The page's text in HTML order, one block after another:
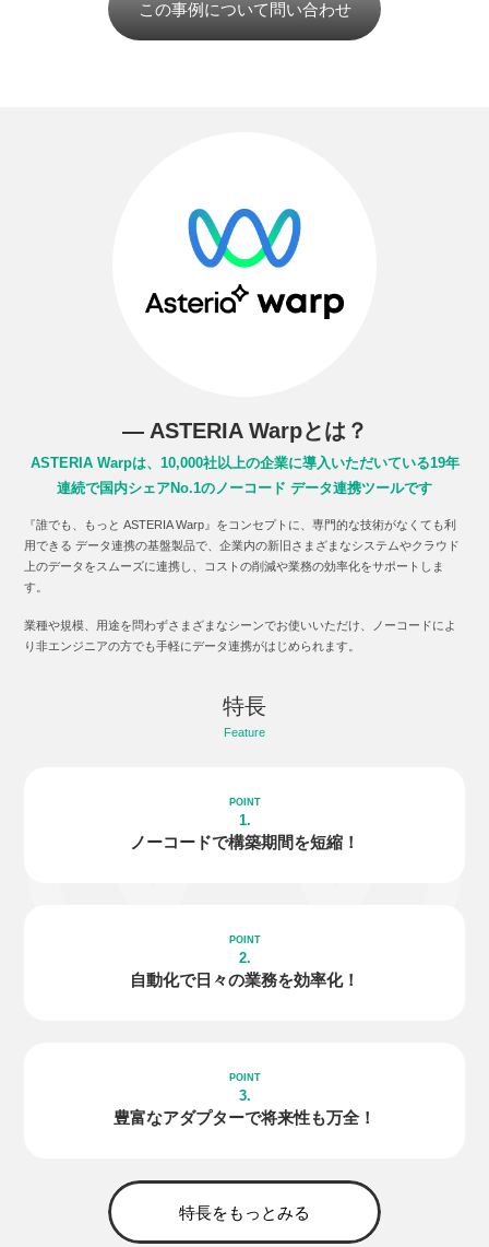
この事例について問い合わせ
― ASTERIA Warpとは？
ASTERIA Warpは、10,000社以上の企業に導入いただいている19年
連続で国内シェアNo.1のノーコード データ連携ツールです
『誰でも、もっと ASTERIA Warp』をコンセプトに、専門的な技術がなくても利
用できる データ連携の基盤製品で、企業内の新旧さまざまなシステムやクラウド
上のデータをスムーズに連携し、コストの削減や業務の効率化をサポートしま
す。
業種や規模、用途を問わずさまざまなシーンでお使いいただけ、ノーコードによ
り非エンジニアの方でも手軽にデータ連携がはじめられます。
特長
Feature
1.
ノーコードで構築期間を短縮！
2.
自動化で日々の業務を効率化！
3.
豊富なアダプターで将来性も万全！
特長をもっとみる